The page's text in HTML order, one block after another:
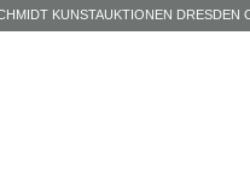
KUNSTAUKTIONEN DRESDEN